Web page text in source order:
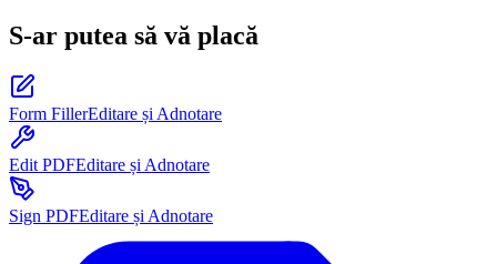
S-ar putea să vă placă
Form FillerEditare și Adnotare
Edit PDFEditare și Adnotare
Sign PDFEditare și Adnotare